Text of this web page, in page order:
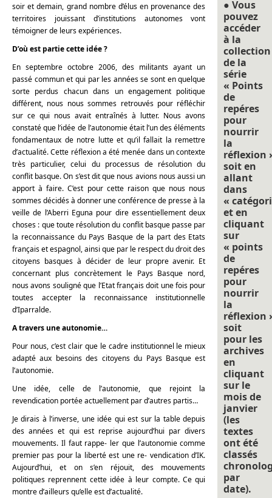
soir et demain, grand nombre d’élus en provenance des
territoires jouissant d’institutions autonomes vont
témoigner de leurs expériences.
D’où est partie cette idée ?
En septembre octobre 2006, des militants ayant un
passé commun et qui par les années se sont en quelque
sorte perdus chacun dans un engagement politique
différent, nous nous sommes retrouvés pour réfléchir
sur ce qui nous avait entraînés à lutter. Nous avons
constaté que l’idée de l’autonomie était l’un des éléments
fondamentaux de notre lutte et qu’il fallait la remettre
d’actualité. Cette réflexion a été menée dans un contexte
très particulier, celui du processus de résolution du
conflit basque. On s’est dit que nous avions nous aussi un
apport à faire. C’est pour cette raison que nous nous
sommes décidés à donner une conférence de presse à la
veille de l’Aberri Eguna pour dire essentiellement deux
choses : que toute résolution du conflit basque passe par
la reconnaissance du Pays Basque de la part des Etats
français et espagnol, ainsi que par le respect du droit des
citoyens basques à décider de leur propre avenir. Et
concernant plus concrètement le Pays Basque nord,
nous avons souligné que l’Etat français doit une fois pour
toutes accepter la reconnaissance institutionnelle
d’Iparralde.
A travers une autonomie…
Pour nous, c’est clair que le cadre institutionnel le mieux
adapté aux besoins des citoyens du Pays Basque est
l’autonomie.
Une idée, celle de l’autonomie, que rejoint la
revendication portée actuellement par d’autres partis…
Je dirais à l’inverse, une idée qui est sur la table depuis
des années et qui est reprise aujourd’hui par divers
mouvements. Il faut rappe- ler que l’autonomie comme
premier pas pour la liberté est une re- vendication d’IK.
Aujourd’hui, et on s’en réjouit, des mouvements
politiques reprennent cette idée à leur compte. Ce qui
montre d’ailleurs qu’elle est d’actualité.
● Vous
pouvez
accéder
à la
collection
de la
série
« Points
de
repéres
pour
nourrir
la
réflexion
soit en
allant
dans
«
et en
cliquant
sur
« points
de
repéres
pour
nourrir
la
réflexion
soit
pour les
archives
en
cliquant
sur le
mois de
janvier
(les
textes
ont été
classés
par
date).